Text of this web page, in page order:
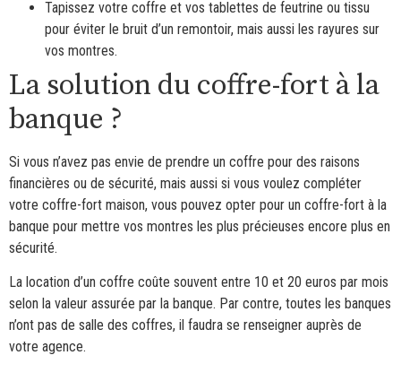
Tapissez votre coffre et vos tablettes de feutrine ou tissu
pour éviter le bruit d’un remontoir, mais aussi les rayures sur
vos montres.
La solution du coffre-fort à la
banque ?
Si vous n’avez pas envie de prendre un coffre pour des raisons
financières ou de sécurité, mais aussi si vous voulez compléter
votre coffre-fort maison, vous pouvez opter pour un coffre-fort à la
banque pour mettre vos montres les plus précieuses encore plus en
sécurité.
La location d’un coffre coûte souvent entre 10 et 20 euros par mois
selon la valeur assurée par la banque. Par contre, toutes les banques
n’ont pas de salle des coffres, il faudra se renseigner auprès de
votre agence.